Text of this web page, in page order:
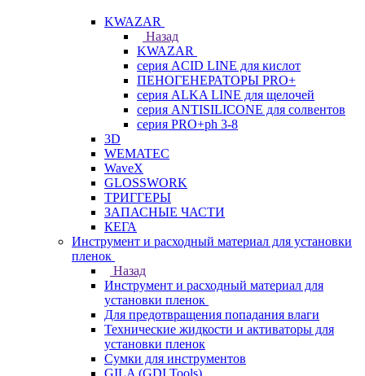
KWAZAR
Назад
KWAZAR
серия ACID LINE для кислот
ПЕНОГЕНЕРАТОРЫ PRO+
серия ALKA LINE для щелочей
серия ANTISILICONE для солвентов
серия PRO+ph 3-8
3D
WEMATEC
WaveX
GLOSSWORK
ТРИГГЕРЫ
ЗАПАСНЫЕ ЧАСТИ
КЕГА
Инструмент и расходный материал для установки
пленок
Назад
Инструмент и расходный материал для
установки пленок
Для предотвращения попадания влаги
Технические жидкости и активаторы для
установки пленок
Сумки для инструментов
GILA (GDI Tools)